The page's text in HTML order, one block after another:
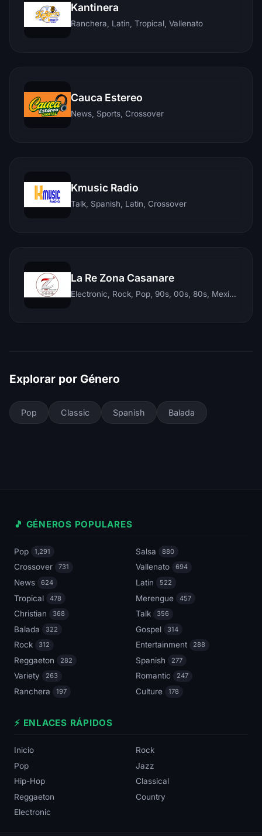
Kantinera
Ranchera, Latin, Tropical, Vallenato
Cauca Estereo
News, Sports, Crossover
Kmusic Radio
Talk, Spanish, Latin, Crossover
La Re Zona Casanare
Electronic, Rock, Pop, 90s, 00s, 80s, Mexican, Ranchera, Reggaeton, Instrumental, Salsa, Merengue, Tropical, Romantic, Vallenato, Llanera
Explorar por Género
Pop Classic Spanish Balada
🎵 GÉNEROS POPULARES
Pop 1,291 Salsa 880
Crossover 731 Vallenato 694
News 624 Latin 522
Tropical 478 Merengue 457
Christian 368 Talk 356
Balada 322 Gospel 314
Rock 312 Entertainment 288
Reggaeton 282 Spanish 277
Variety 263 Romantic 247
Ranchera 197 Culture 178
⚡ ENLACES RÁPIDOS
Inicio
Rock
Pop
Jazz
Hip-Hop
Classical
Reggaeton
Country
Electronic